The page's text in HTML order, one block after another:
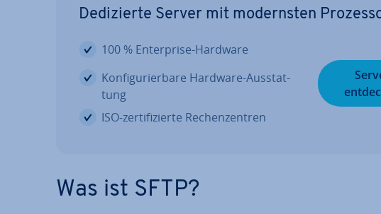
De­di­zier­te Server mit mo­derns­ten
100 % En­ter­pri­se-Hardware
Kon­fi­gu­rier­ba­re Hardware-Aus­stat­
tung
ISO-zer­ti­fi­zier­te Re­chen­zen­tren
Was ist SFTP?